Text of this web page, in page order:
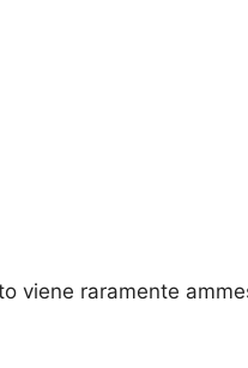
viene raramente